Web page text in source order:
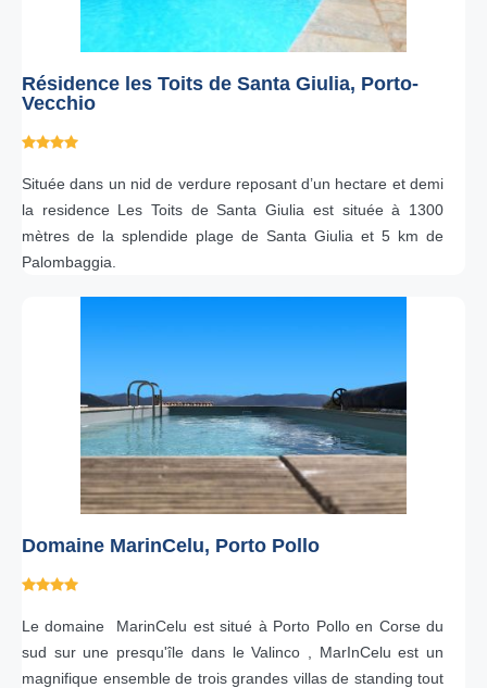
Résidence les Toits de Santa Giulia, Porto-
Vecchio
Située dans un nid de verdure reposant d’un hectare et demi
la residence Les Toits de Santa Giulia est située à 1300
mètres de la splendide plage de Santa Giulia et 5 km de
Palombaggia.
Domaine MarinCelu, Porto Pollo
Le domaine MarinCelu est situé à Porto Pollo en Corse du
sud sur une presqu'île dans le Valinco , MarInCelu est un
magnifique ensemble de trois grandes villas de standing tout